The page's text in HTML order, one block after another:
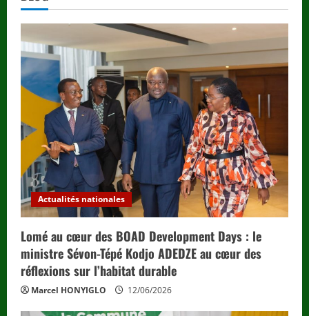
Actualités nationales
Lomé au cœur des BOAD Development Days : le
ministre Sévon-Tépé Kodjo ADEDZE au cœur des
réflexions sur l’habitat durable
Marcel HONYIGLO 12/06/2026